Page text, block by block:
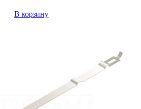
В корзину